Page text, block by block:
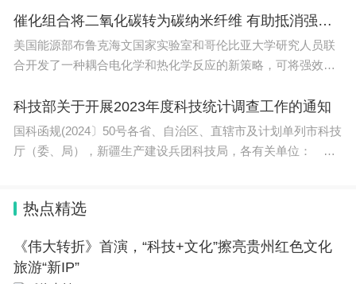
参加模拟考试是对自己复习效果的一次检验，也有助
于熟悉考试环境和提高应试能力。适当安排时间参加
模拟考试，分析自己的得分情况，找出薄弱之处，有
针对性地进行复习。
以上就是小编给大家带来的2024年高考改革政策（2024北京高
性客运量和高
催化组合将二氧化碳转为碳纳米纤维 有助抵消强效温室气体排放
美国能源部布鲁克海文国家实验室和哥伦比亚大学研究人员联
合开发了一种耦合电化学和热化学反应的新策略，可将强效温
泛的独特性能和许多潜在的长期用途。研究人员在
科技部关于开展2023年度科技统计调查工作的通知
国科函规(2024〕50号各省、自治区、直辖市及计划单列市科技
厅（委、局），新疆生产建设兵团科技局，各有关单位：
热点精选
《伟大转折》首演，“科技+文化”擦亮贵州红色文化
旅游“新IP”